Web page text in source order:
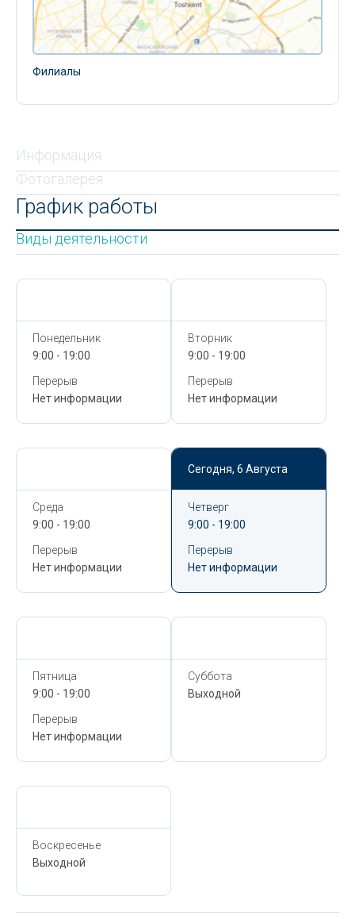
Филиалы
Информация
Фотогалерея
График работы
Виды деятельности
Понедельник
9:00 - 19:00
Перерыв
Нет информации
Вторник
9:00 - 19:00
Перерыв
Нет информации
Среда
9:00 - 19:00
Перерыв
Нет информации
Сегодня, 6 Августа
Четверг
9:00 - 19:00
Перерыв
Нет информации
Пятница
9:00 - 19:00
Перерыв
Нет информации
Суббота
Выходной
Воскресенье
Выходной